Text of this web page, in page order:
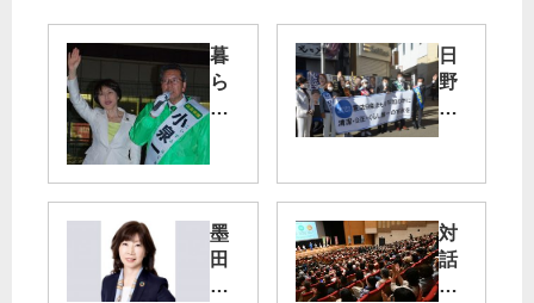
暮
ら
し
そ
区
政
に
日
野
市
で
日
伝
／
山
墨
田
区
対
話
の